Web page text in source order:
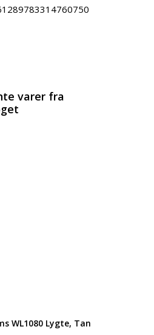
varer fra
WL1080 Lygte, Tan